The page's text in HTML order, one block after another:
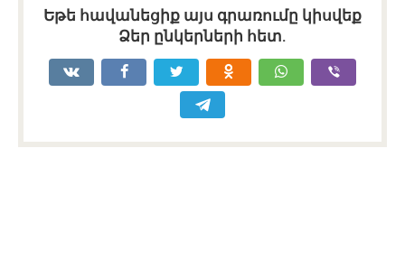
Եթե հավանեցիք այս գրառումը կիսվեք
Ձեր ընկերների հետ.